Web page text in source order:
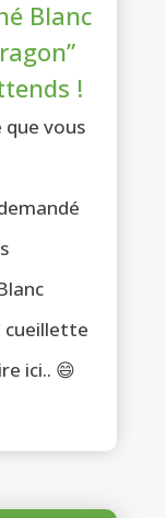
Blanc
!
vous
cueillette
ici.. 😄